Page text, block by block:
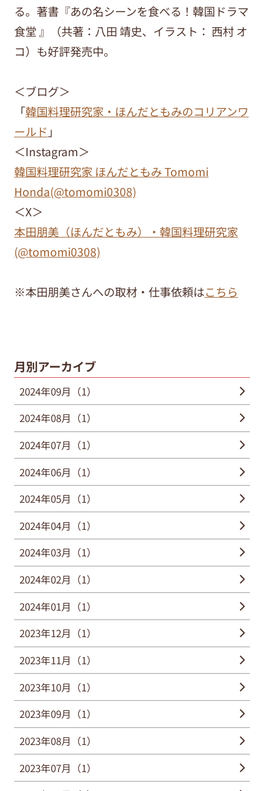
る。著書『あの名シーンを食べる！韓国ドラマ
食堂 』（共著：八田 靖史、イラスト： 西村 オ
コ）も好評発売中。
＜ブログ＞
「韓国料理研究家・ほんだともみのコリアンワ
ールド 」
＜Instagram＞
韓国料理研究家 ほんだともみ Tomomi
Honda(@tomomi0308)
＜X＞
本田朋美（ほんだともみ）・韓国料理研究家
(@tomomi0308)
※本田朋美さんへの取材・仕事依頼はこちら
月別アーカイブ
2024年09月（1）
2024年08月（1）
2024年07月（1）
2024年06月（1）
2024年05月（1）
2024年04月（1）
2024年03月（1）
2024年02月（1）
2024年01月（1）
2023年12月（1）
2023年11月（1）
2023年10月（1）
2023年09月（1）
2023年08月（1）
2023年07月（1）